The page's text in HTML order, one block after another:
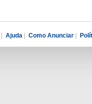
| Ajuda | Como Anunciar |